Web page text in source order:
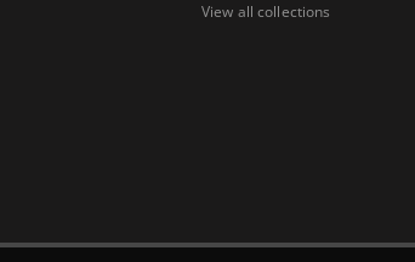
View all collections